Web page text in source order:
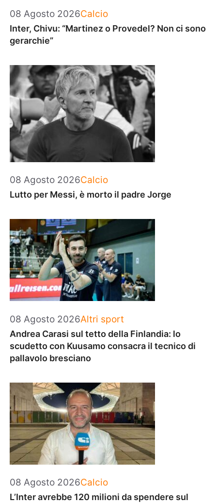
08 Agosto 2026Categorie
Calcio
Inter, Chivu: “Martinez o Provedel? Non ci sono
gerarchie”
08 Agosto 2026Categorie
Calcio
Lutto per Messi, è morto il padre Jorge
08 Agosto 2026Categorie
Altri sport
Andrea Carasi sul tetto della Finlandia: lo
scudetto con Kuusamo consacra il tecnico di
pallavolo bresciano
08 Agosto 2026Categorie
Calcio
L’Inter avrebbe 120 milioni da spendere sul